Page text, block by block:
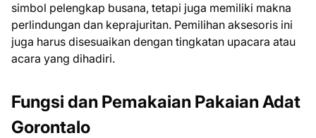
simbol pelengkap busana, tetapi juga memiliki makna
perlindungan dan keprajuritan. Pemilihan aksesoris ini
juga harus disesuaikan dengan tingkatan upacara atau
acara yang dihadiri.
Fungsi dan Pemakaian Pakaian Adat
Gorontalo